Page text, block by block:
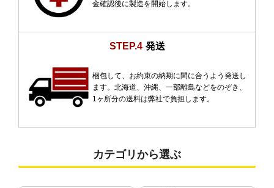
金確認後に製造を開始します。
STEP.4 発送
梱包して、お約束の納期に間に合うよう発送し
ます。北海道、沖縄、一部離島などをのぞき、
1ヶ所分の送料は弊社で負担します。
カテゴリから選ぶ